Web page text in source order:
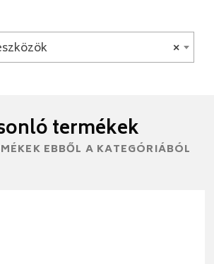
×
termékek
EBBŐL A KATEGÓRIÁBÓL